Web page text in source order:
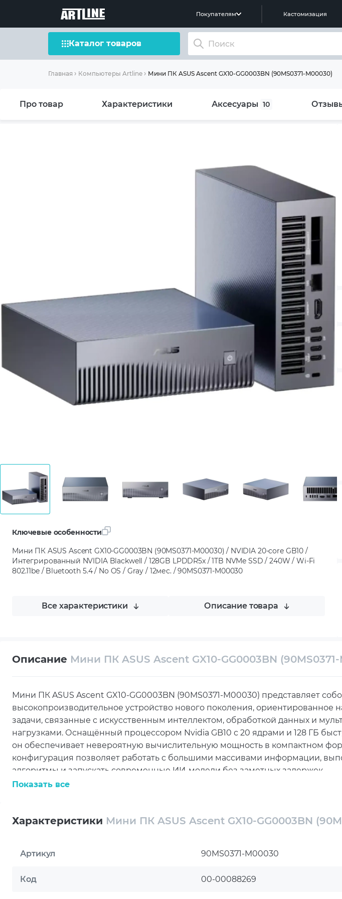
Покупателям Кастомизация
Каталог товаров
Главная Компьютеры Artline Мини ПК ASUS Ascent GX10-GG0003BN (90MS0371-M00030)
Про товар Характеристики Аксесуары 10
Ключевые особенности
Мини ПК ASUS Ascent GX10-GG0003BN (90MS0371-M00030) / NVIDIA 20-core GB10 /
Интегрированный NVIDIA Blackwell / 128GB LPDDR5x / 1TB NVMe SSD / 240W / Wi-Fi
802.11be / Bluetooth 5.4 / No OS / Gray / 12мес. / 90MS0371-M00030
Все характеристики Описание товара
Описание Мини ПК ASUS Ascent GX10-GG0003BN
Мини ПК ASUS Ascent GX10-GG0003BN (90MS0371-M00030) представляет
высокопроизводительное устройство нового поколения, ориентированное
задачи, связанные с искусственным интеллектом, обработкой данных и
нагрузками. Оснащённый процессором Nvidia GB10 с 20 ядрами и 128 ГБ
он обеспечивает невероятную вычислительную мощность в компактном
конфигурация позволяет работать с большими массивами информации,
алгоритмы и запускать современные ИИ-модели без заметных задержек.
скорость передачи данных и совместимость с современными устройствами.
позволяет выводить изображение высокого разрешения на мониторы и
большими базами данных и сетевыми приложениями.
Поддержка беспроводных стандартов Wi-Fi 7 и Bluetooth 5.4 открывает
мобильной и удалённой работы, гарантируя высокую пропускную
Показать все
Характеристики Мини ПК ASUS Ascent GX10-GG0003BN
Артикул 90MS0371-M00030
Код 00-00088269